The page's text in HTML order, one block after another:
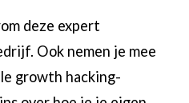
deze expert
Ook nemen je mee
growth hacking-